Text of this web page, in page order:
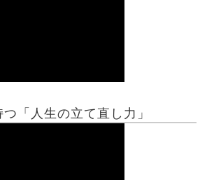
「人生の立て直し力」